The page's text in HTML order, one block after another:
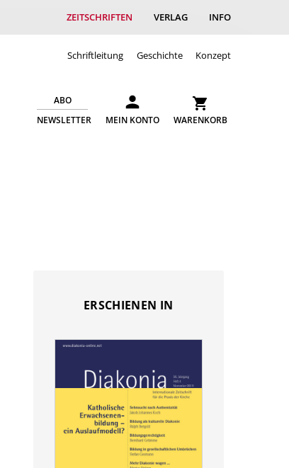
ZEITSCHRIFTEN VERLAG INFO
Schriftleitung Geschichte Konzept
ABO
NEWSLETTER
MEIN KONTO WARENKORB
ERSCHIENEN IN